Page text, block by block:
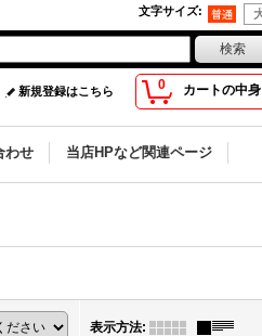
文字サイズ:
0 カートの中身
新規登録はこちら
わせ 当店HPなど関連ページ
表示方法: